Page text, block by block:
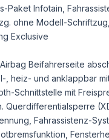
Paket Infotain,
ohne Modell-
Exclusive
Beifahrerseite
heiz- und anklappbar
Schnittstelle mit
Fahrassistenz-